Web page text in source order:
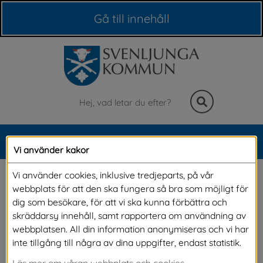
Gå till innehåll
Sök
Meny
Paddla
Hos oss hittar du unika naturområden för en
lyckad paddelupplevelse. På denna sida hittar
du all information du behöver inför din
Vi använder kakor
Vi använder cookies, inklusive tredjeparts, på vår
webbplats för att den ska fungera så bra som möjligt för
dig som besökare, för att vi ska kunna förbättra och
skräddarsy innehåll, samt rapportera om användning av
webbplatsen. All din information anonymiseras och vi har
inte tillgång till några av dina uppgifter, endast statistik.